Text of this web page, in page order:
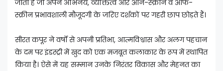
जाता है जो अपने अभिनय, व्यक्तित्व और ऑन-स्क्रीन व ऑफ-
स्क्रीन प्रभावशाली मौजूदगी के जरिए दर्शकों पर गहरी छाप छोड़ते हैं।
सीरत कपूर ने वर्षों से अपनी प्रतिभा, आत्मविश्वास और अलग पहचान
के दम पर इंडस्ट्री में खुद को एक मजबूत कलाकार के रूप में स्थापित
किया है। ऐसे में यह सम्मान उनके निरंतर विकास और मेहनत का